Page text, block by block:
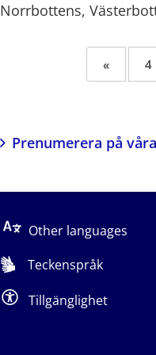
Norrbottens,
« 4
Prenumerera på
Other languages
Teckenspråk
Tillgänglighet